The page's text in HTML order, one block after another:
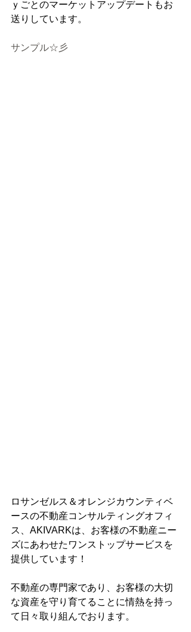
ｙごとのマーケットアップデートもお
送りしています。
サンプル☆彡
ロサンゼルス＆オレンジカウンティベ
ースの不動産コンサルティングオフィ
ス、AKIVARKは、お客様の不動産ニー
ズにあわせたワンストップサービスを
提供しています！
不動産の専門家であり、お客様の大切
な資産を守り育てることに情熱を持っ
て日々取り組んでおります。